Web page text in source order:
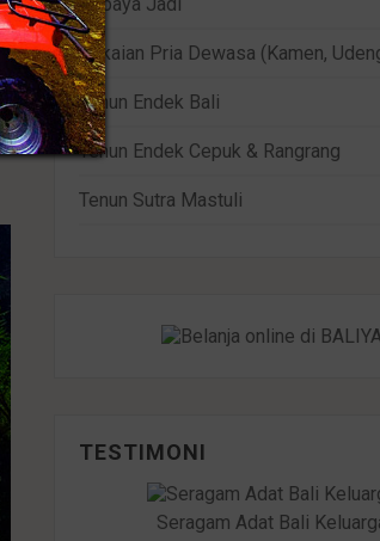
Pakaian Pria Dewasa (Kamen,
Tenun Endek Bali
Tenun Endek Cepuk & Rangrang
Tenun Sutra Mastuli
TESTIMONI
Seragam Adat Bali